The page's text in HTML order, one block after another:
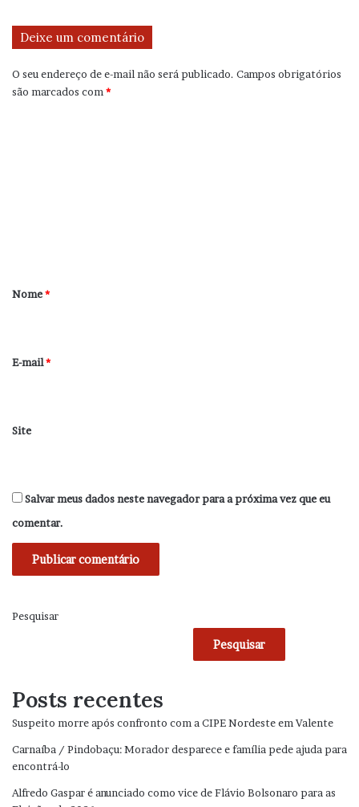
Deixe um comentário
O seu endereço de e-mail não será publicado. Campos obrigatórios
são marcados com *
r
*
Nome*
E-mail*
Site
Salvar meus dados neste navegador para a próxima vez que eu
comentar.
Pesquisar
Pesquisar
Posts recentes
Suspeito morre após confronto com a CIPE Nordeste em Valente
Carnaíba / Pindobaçu: Morador desparece e família pede ajuda para
encontrá-lo
Alfredo Gaspar é anunciado como vice de Flávio Bolsonaro para as